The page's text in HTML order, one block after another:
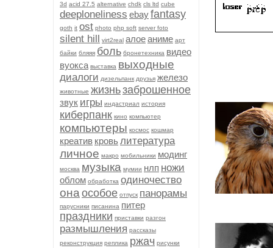
3d acid 27.5 alternative chdk cls ltd cube
deeploneliness ebayfantasy
goth it ost photo php soft server foto
silent hill virt2real алоеаниме арт
байки бляяя боль бронетехника видео
вуокса выставка выходные
диалоги дизельпанк друзья железо
животные жизньзаброшенное
звук игры индастриал история
киберпанк кино компьютер
компьютеры космос кошмар
креатив кровьлитература
личное макро мобильники модинг
москва музыка мумии нлп ножи
облом обработка одиночество
она особое отпуск панорамы
парусники писанина питер
праздники приставки разгон
размышления рассказы
реконструкция реплика ржач рисунки